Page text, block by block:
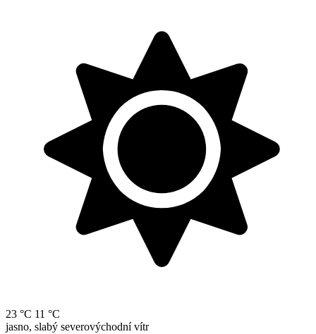
23 °C 11 °C
jasno, slabý severovýchodní vítr